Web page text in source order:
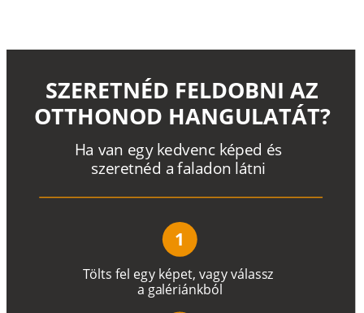
Tölts fel egy képet, vagyválassz
a galériánkból
Ha van egy kedvenc képed és
szeretnéd a faladon látni
SZERETNÉD FELDOBNI AZ
OTTHONOD HANGULATÁT?
1